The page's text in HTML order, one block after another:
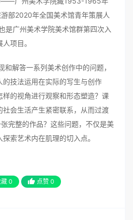
部2020年全国美术馆青年策展人
是广州美术学院美术馆群第四次入
项目。
解答一系列美术创作中的问题，
技法运用在实际的写生与创作
样的视角进行观察和形态塑造？课
社会生活产生紧密联系，从而过渡
完整的作品？这些问题，不仅是美
索艺术内在肌理的切入点。
藏 0 点赞 0